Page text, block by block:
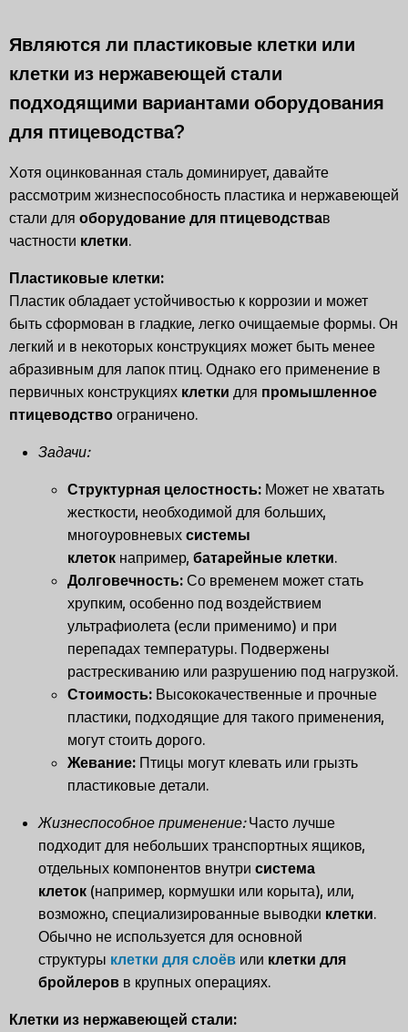
Являются ли пластиковые клетки или
клетки из нержавеющей стали
подходящими вариантами оборудования
для птицеводства?
Хотя оцинкованная сталь доминирует, давайте
рассмотрим жизнеспособность пластика и нержавеющей
стали для оборудование для птицеводствав
частности клетки.
Пластиковые клетки:
Пластик обладает устойчивостью к коррозии и может
быть сформован в гладкие, легко очищаемые формы. Он
легкий и в некоторых конструкциях может быть менее
абразивным для лапок птиц. Однако его применение в
первичных конструкциях клетки для промышленное
птицеводство ограничено.
Задачи:
Структурная целостность: Может не хватать
жесткости, необходимой для больших,
многоуровневых системы
клеток например, батарейные клетки.
Долговечность: Со временем может стать
хрупким, особенно под воздействием
ультрафиолета (если применимо) и при
перепадах температуры. Подвержены
растрескиванию или разрушению под нагрузкой.
Стоимость: Высококачественные и прочные
пластики, подходящие для такого применения,
могут стоить дорого.
Жевание: Птицы могут клевать или грызть
пластиковые детали.
Жизнеспособное применение:Часто лучше
подходит для небольших транспортных ящиков,
отдельных компонентов внутри система
клеток (например, кормушки или корыта), или,
возможно, специализированные выводки клетки.
Обычно не используется для основной
структуры клетки для слоёв или клетки для
бройлеров в крупных операциях.
Клетки из нержавеющей стали: